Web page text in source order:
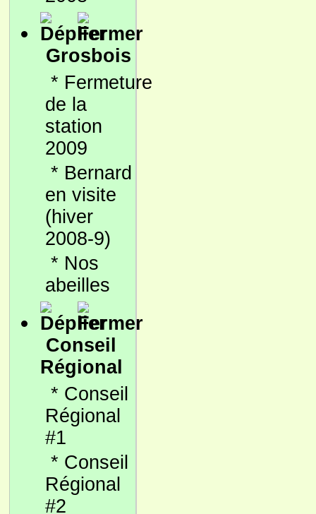
Grosbois
* Fermeture
de la
station
2009
* Bernard
en visite
(hiver
2008-9)
* Nos
abeilles
Conseil
Régional
* Conseil
Régional
#1
* Conseil
Régional
#2